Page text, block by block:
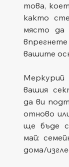
това,
както
място да
вашите
вашия
да ви
отново
ще бъде
май:
дома/